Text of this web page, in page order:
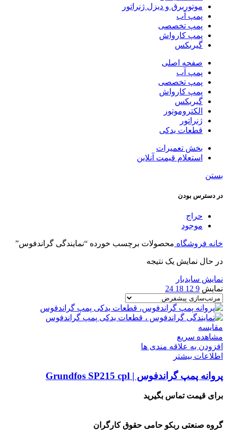
موتوربرق و دیزل ژنراتور
پمپ آب
پمپ تخصصی
پمپ کارواش
گیربکس
صفحه اصلی
پمپ آب
پمپ تخصصی
پمپ کارواش
گیربکس
الکتروموتور
ژنراتور
قطعات یدکی
بخش تعمیرات
استعلام قیمت آنلاین
بستن
در دسترس بودن
حراج
موجود
خانه فروشگاه محصولات برچسب خورده “نمایندگی گراندفوس”
در حال نمایش یک نتیجه
نمایش سایدبار
نمایش 9
12
18
24
مقایسه
مشاهده سریع
افزودن به علاقه مندی ها
اطلاعات بیشتر
پروانه پمپ گراندفوس | Grundfos SP215 cpl
برای قیمت تماس بگیرید
گروه صنعتی ربکو حامی حقوق کارگران